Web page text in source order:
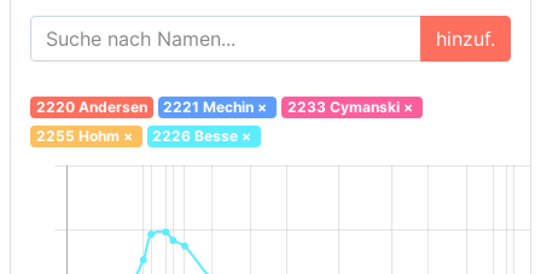
hinzuf.
2220 Andersen 2221 Mechin × 2233 Cymanski×
2255 Hohm× 2226 Besse ×